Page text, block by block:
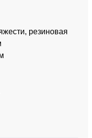
резиновая